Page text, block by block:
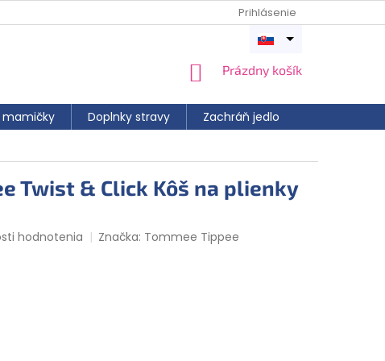
Prihlásenie
NÁKUPNÝ
Prázdny košík
mamičky Doplnky stravy Zachráň jedlo
Otvoriť
Twist & Click Kôš na plienky
hodnotenia Značka: Tommee Tippee